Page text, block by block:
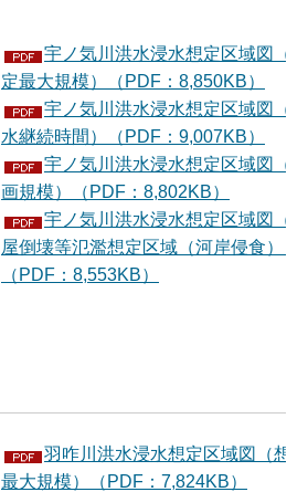
宇ノ気川洪水浸水想定区域図（想
定最大規模）（PDF：8,850KB）
宇ノ気川洪水浸水想定区域図（浸
水継続時間）（PDF：9,007KB）
宇ノ気川洪水浸水想定区域図（計
画規模）（PDF：8,802KB）
宇ノ気川洪水浸水想定区域図（家
屋倒壊等氾濫想定区域（河岸侵食））
（PDF：8,553KB）
羽咋川洪水浸水想定区域図（想定
最大規模）（PDF：7,824KB）